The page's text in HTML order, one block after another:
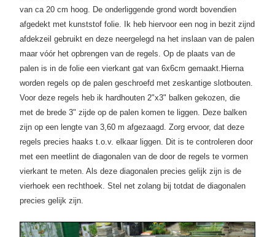
van ca 20 cm hoog. De onderliggende grond wordt bovendien
afgedekt met kunststof folie. Ik heb hiervoor een nog in bezit zijnd
afdekzeil gebruikt en deze neergelegd na het inslaan van de palen
maar vóór het opbrengen van de regels. Op de plaats van de
palen is in de folie een vierkant gat van 6x6cm gemaakt. Hierna
worden regels op de palen geschroefd met zeskantige slotbouten.
Voor deze regels heb ik hardhouten 2"x3" balken gekozen, die
met de brede 3" zijde op de palen komen te liggen. Deze balken
zijn op een lengte van 3,60 m afgezaagd. Zorg ervoor, dat deze
regels precies haaks t.o.v. elkaar liggen. Dit is te controleren door
met een meetlint de diagonalen van de door de regels te vormen
vierkant te meten. Als deze diagonalen precies gelijk zijn is de
vierhoek een rechthoek. Stel net zolang bij totdat de diagonalen
precies gelijk zijn.